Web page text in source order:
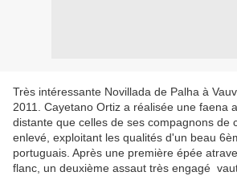
Très intéressante Novillada de Palha à
2011. Cayetano Ortiz a réalisée une faena
distante que celles de ses compagnons de
enlevé, exploitant les qualités d'un beau
portuguais. Après une première épée
flanc, un deuxième assaut très engagé